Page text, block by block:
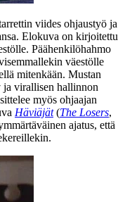
viides ohjaustyö ja
Elokuva on kirjoitettu
Päähenkilöhahmo
väestölle
mitenkään. Mustan
ja virallisen hallinnon
myös ohjaajan
Häviäjät(The Losers,
ajatus, että